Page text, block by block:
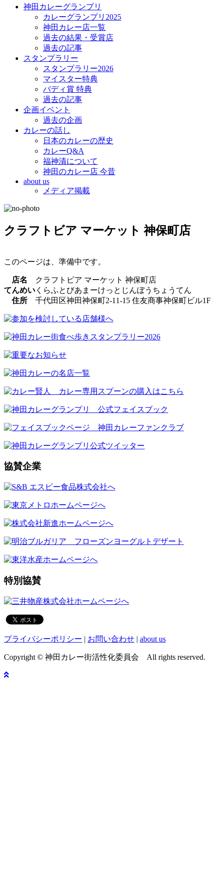
神田カレーグランプリ
カレーグランプリ2025
神田カレー店一覧
過去の結果・受賞店
過去の記事
スタンプラリー
スタンプラリー2026
マイスター特典
バディ賞 特典
過去の記事
企画イベント
過去の企画
カレーの話し
日本のカレーの歴史
カレーQ&A
福神漬について
神田のカレー店 今昔
about us
メディア掲載
クラフトビア マーケット 神保町店
このページは、準備中です。
店名
クラフトビア マーケット 神保町店
てんめい くらふとびあまーけっとじんぼうちょうてん
住所
千代田区神田神保町2-11-15 住友商事神保町ビル1F
協賛企業
特別協賛
プライバシーポリシー | お問い合わせ | about us
Copyright © 神田カレー街活性化委員会 All rights reserved.